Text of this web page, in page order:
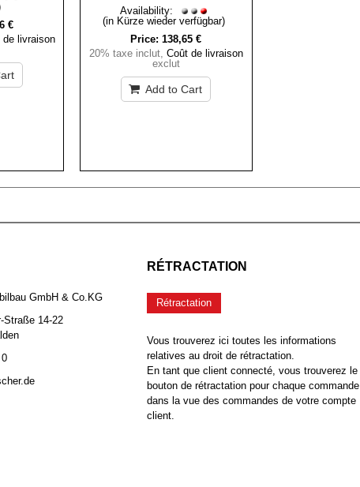
€
de livraison
Availability:
(in Kürze wieder verfügbar)
Price: 138,65 €
20% taxe inclut, Coût de livraison
exclut
Add to Cart
GmbH & Co.KG
Straße 14-22
RÉTRACTATION
Rétractation
Vous trouverez ici toutes les informations
relatives au droit de rétractation.
En tant que client connecté, vous trouverez le
bouton de rétractation pour chaque commande
dans la vue des commandes de votre compte
client.